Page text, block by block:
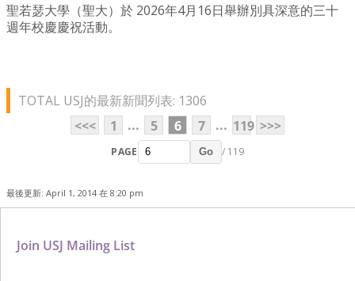
聖若瑟大學（聖大）於 2026年4月16日舉辦別具深意的三十
週年校慶慶祝活動。
TOTAL USJ的最新新聞列表: 1306
<<<
1 ... 5 6 7 ... 119 >>>
PAGE Go / 119
最後更新: April 1, 2014 在 8:20 pm
Join USJ Mailing List